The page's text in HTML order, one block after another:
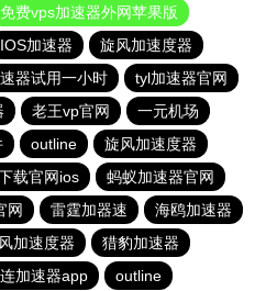
免费vps加速器外网苹果版
IOS加速器
旋风加速度器
器试用一小时
tyl加速器官网
老王vp官网
一元机场
outline
旋风加速度器
载官网ios
蚂蚁加速器官网
网
雷霆加器速
海鸥加速器
加速度器
猎豹加速器
加速器app outline